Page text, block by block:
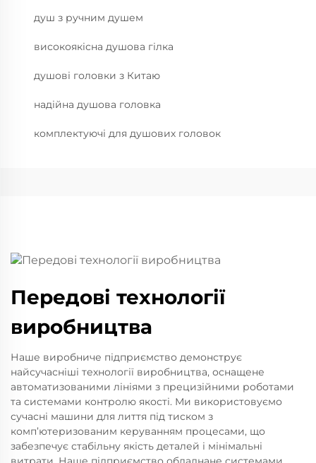
душ з ручним душем
високоякісна душова гілка
душові головки з Китаю
надійна душова головка
комплектуючі для душових головок
Передові технології
виробництва
Наше виробниче підприємство демонструє
найсучасніші технології виробництва, оснащене
автоматизованими лініями з прецизійними роботами
та системами контролю якості. Ми використовуємо
сучасні машини для лиття під тиском з
комп’ютеризованим керуванням процесами, що
забезпечує стабільну якість деталей і мінімальні